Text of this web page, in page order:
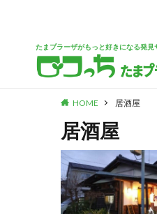
たまプラーザがもっと好きになる発見
HOME 居酒屋
居酒屋